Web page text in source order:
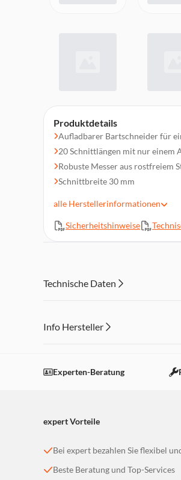
Produktdetails
Aufladbarer Bartschneider für
20 Schnittlängen mit nur einem
Robuste Messer aus rostfreiem
Schnittbreite 30 mm
Integrierter Ni-MH-Akku (600
alle Herstellerinformationen
Sicherheitshinweise
Technische Daten
Info Hersteller
Einstellungen anpassen
Experten-Beratung
expert Vorteile
Bei expert bezahlen Sie flexibel
Beste Beratung und Top-Services